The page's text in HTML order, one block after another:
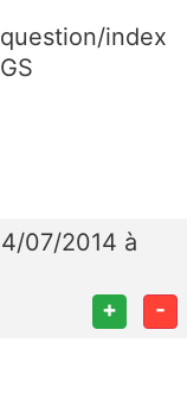
index
07/2014 à
+ -